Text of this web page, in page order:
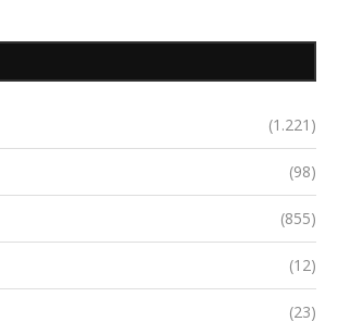
(1.221)
(98)
(855)
(12)
(23)